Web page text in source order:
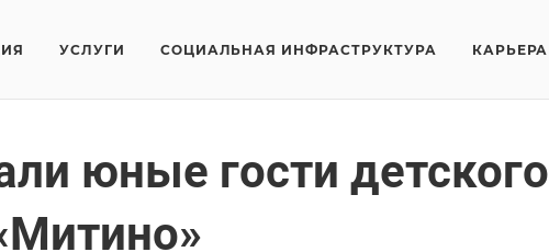
УСЛУГИ СОЦИАЛЬНАЯ ИНФРАСТРУКТУРА КАРЬЕРА
юные гости детского